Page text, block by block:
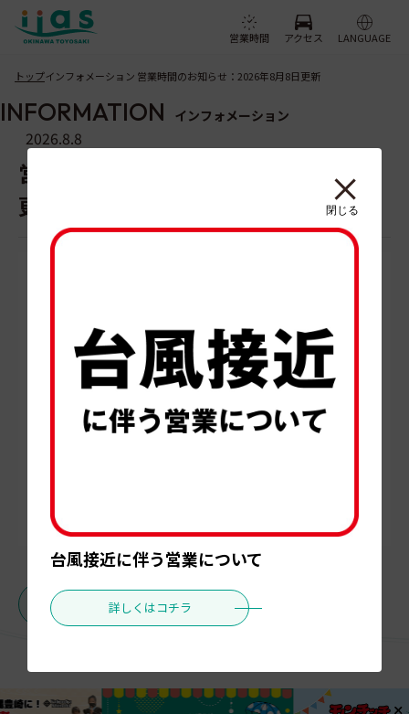
閉じる
台風接近に伴う営業について
詳しくはコチラ
営業時間 アクセス LANGUAGE
トップインフォメーション 営業時間のお知らせ：2026年8月8日更新
INFORMATION インフォメーション
2026.8.8
営業時間のお知らせ：2026年8月8日
更新
お知らせ一覧へ